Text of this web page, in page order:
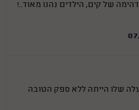
של קים, הילדים נהנו מאוד..!
שלו הייתה ללא ספק הטובה